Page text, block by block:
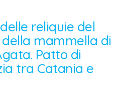
reliquie del
della mammella di
Patto di
tra Catania e